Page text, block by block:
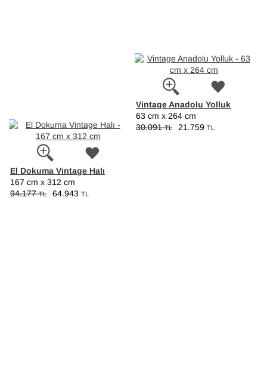
Vintage Anadolu Yolluk
63 cm x 264 cm
30.091TL 21.759 TL
El Dokuma Vintage Halı
167 cm x 312 cm
94.177TL 64.943 TL